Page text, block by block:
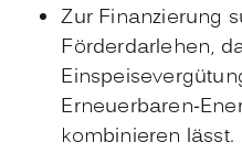
Zur Finanzierung
Förderdarlehen,
Erneuerbaren-
kombinieren lässt.